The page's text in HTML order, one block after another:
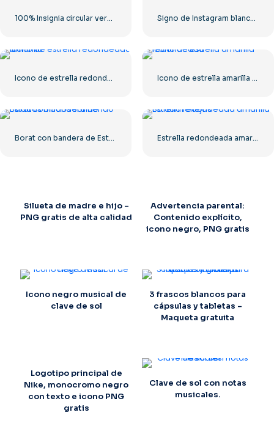
100% Insignia circular verde natural Signo de Instagram blanco en círculo negro
Icono de estrella redondeada amarilla Icono de estrella amarilla redondeada
Borat con bandera de Estados Unidos sonriendo Estrella redondeada amarilla 3D con reflejos
Silueta de madre e hijo –
PNG gratis de alta calidad
Advertencia parental:
Contenido explícito,
icono negro, PNG gratis
Icono negro musical de
clave de sol
3 frascos blancos para
cápsulas y tabletas –
Maqueta gratuita
Logotipo principal de
Nike, monocromo negro
con texto e icono PNG
gratis
Clave de sol con notas
musicales.